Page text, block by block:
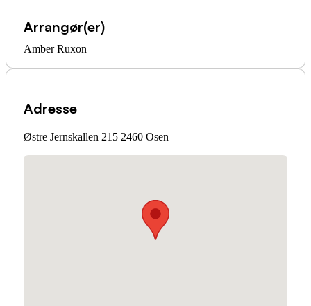
Arrangør(er)
Amber Ruxon
Adresse
Østre Jernskallen 215 2460 Osen